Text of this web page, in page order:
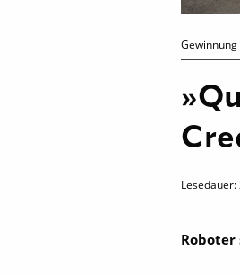
Lesedauer: